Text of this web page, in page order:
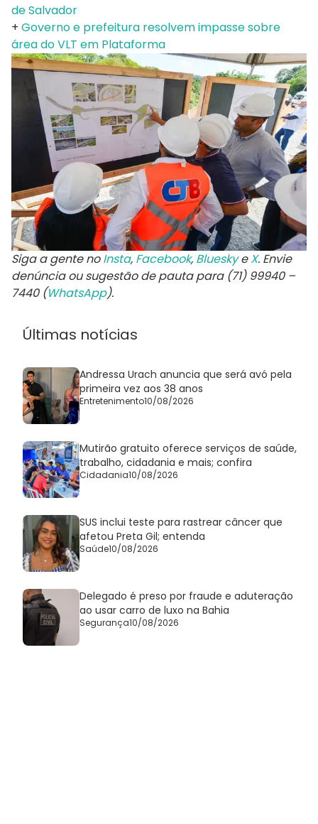
de Salvador
+ Governo e prefeitura resolvem impasse sobre
área do VLT em Plataforma
Siga a gente noInsta, Facebook, BlueskyeX. Envie
denúncia ou sugestão de pauta para (71) 99940 –
7440 (WhatsApp).
Últimas notícias
Andressa Urach anuncia que será avó pela
primeira vez aos 38 anos
Entretenimento10/08/2026
Mutirão gratuito oferece serviços de saúde,
trabalho, cidadania e mais; confira
Cidadania10/08/2026
SUS inclui teste para rastrear câncer que
afetou Preta Gil; entenda
Saúde10/08/2026
Delegado é preso por fraude e aduteração
ao usar carro de luxo na Bahia
Segurança10/08/2026